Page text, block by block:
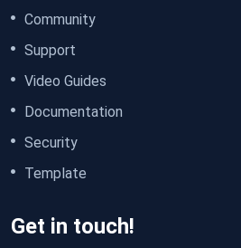
Community
Support
Video Guides
Documentation
Security
Template
Get in touch!